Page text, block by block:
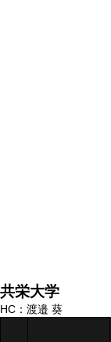
共栄大学
HC：渡邉 葵